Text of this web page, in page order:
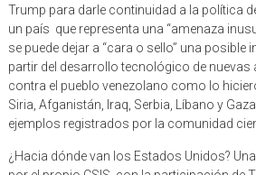
un país que representa una “amenaza
se puede dejar a “cara o sello” una posible
partir del desarrollo tecnológico de nuevas
contra el pueblo venezolano como lo
Siria, Afganistán, Iraq, Serbia, Líbano y
ejemplos registrados por la comunidad
por el propio CSIS, con la participación de